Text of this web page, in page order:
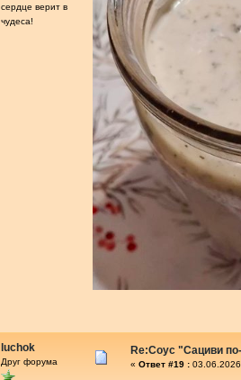
сердце верит в
чудеса!
luchok
Друг форума
Re:Соус "Сациви
« Ответ #19 :